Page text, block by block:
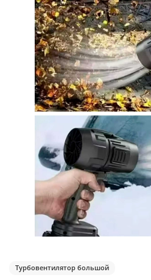
Турбовентилятор большой